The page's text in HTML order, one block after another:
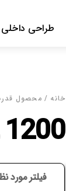
طراحی داخلی
خانه / محصول قدرت
1200 وات
فیلتر مورد